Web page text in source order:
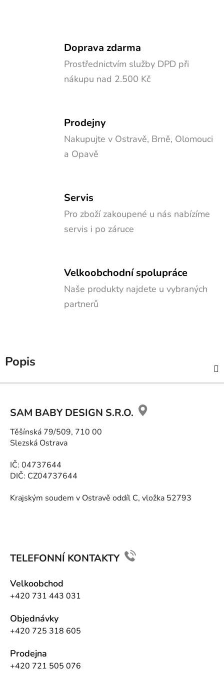
Doprava zdarma
Prostřednictvím služby DPD při
nákupu nad 2.500 Kč
Prodejny
Nakupujte v Ostravě, Brně, Olomouci
a Opavě
Servis
Pro zboží zakoupené u nás nabízíme
servis i po záruce
Velkoobchodní spolupráce
Naše produkty najdete u vybraných
partnerů
Popis
SAM BABY DESIGN S.R.O.
Těšínská 79/509, 710 00
Slezská Ostrava
IČ: 04737644
DIČ: CZ04737644
Krajským soudem v Ostravě oddíl C, vložka 52793
TELEFONNÍ KONTAKTY
Velkoobchod
+420 731 443 031
Objednávky
+420 725 318 605
Prodejna
+420 721 505 076